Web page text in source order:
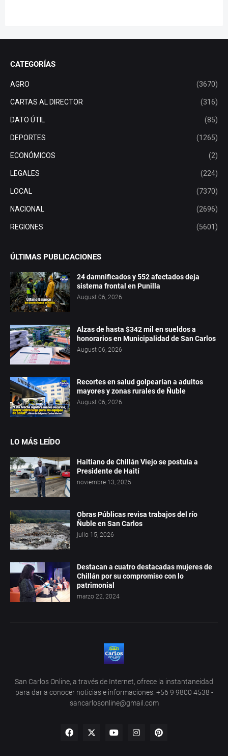
CATEGORÍAS
AGRO (3670)
CARTAS AL DIRECTOR (316)
DATO ÚTIL (85)
DEPORTES (1265)
ECONÓMICOS (2)
LEGALES (224)
LOCAL (7370)
NACIONAL (2696)
REGIONES (5601)
ÚLTIMAS PUBLICACIONES
24 damnificados y 552 afectados deja
sistema frontal en Punilla
August 06, 2026
Alzas de hasta $342 mil en sueldos a
honorarios en Municipalidad de San Carlos
August 06, 2026
Recortes en salud golpearían a adultos
mayores y zonas rurales de Ñuble
August 06, 2026
LO MÁS LEÍDO
Haitiano de Chillán Viejo se postula a
Presidente de Haití
noviembre 13, 2025
Obras Públicas revisa trabajos del río
Ñuble en San Carlos
julio 15, 2026
Destacan a cuatro destacadas mujeres de
Chillán por su compromiso con lo
patrimonial
marzo 22, 2024
San Carlos Online, a través de Internet, ofrece la instantaneidad
para dar a conocer noticias e informaciones. +56 9 9800 4538 -
sancarlosonline@gmail.com